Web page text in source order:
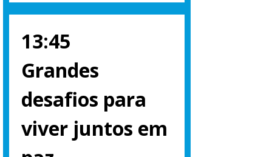
13:45
Grandes
desafios para
viver juntos em